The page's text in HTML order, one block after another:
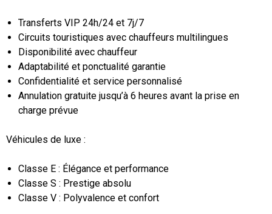
Transferts VIP 24h/24 et 7j/7
Circuits touristiques avec chauffeurs multilingues
Disponibilité avec chauffeur
Adaptabilité et ponctualité garantie
Confidentialité et service personnalisé
Annulation gratuite jusqu’à 6 heures avant la prise en
charge prévue
Véhicules de luxe :
Classe E : Élégance et performance
Classe S : Prestige absolu
Classe V : Polyvalence et confort